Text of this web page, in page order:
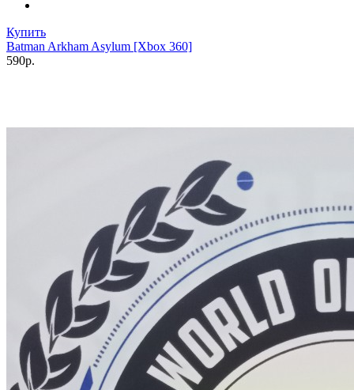
Купить
Batman Arkham Asylum [Xbox 360]
590р.